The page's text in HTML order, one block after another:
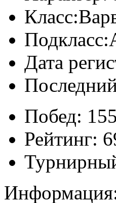
Класс:
Подкласс:
Дата
Побед:
Рейтинг: